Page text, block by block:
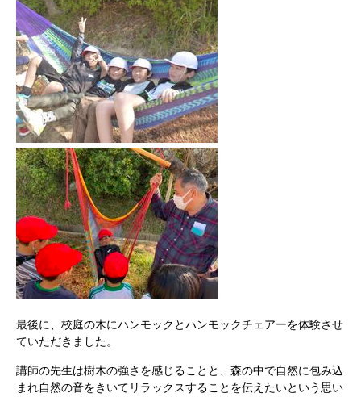
最後に、校庭の木にハンモックとハンモックチェアーを体験させ
ていただきました。
講師の先生は樹木の強さを感じることと、森の中で自然に包み込
まれ自然の音をきいてリラックスすることを伝えたいという思い